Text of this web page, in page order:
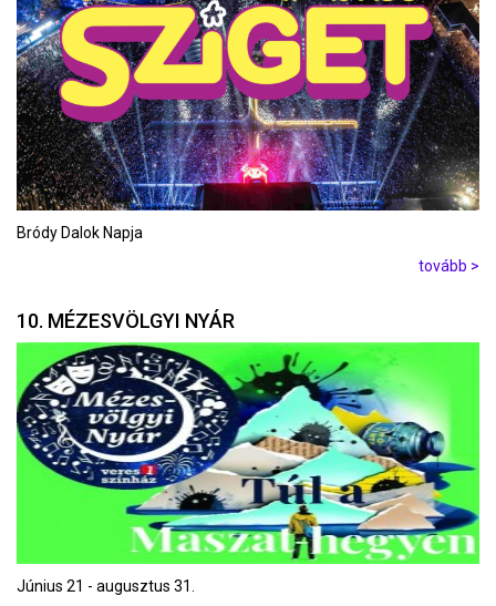
Bródy Dalok Napja
tovább >
10. MÉZESVÖLGYI NYÁR
Június 21 - augusztus 31.